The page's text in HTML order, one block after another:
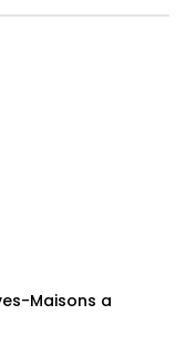
Maisons a